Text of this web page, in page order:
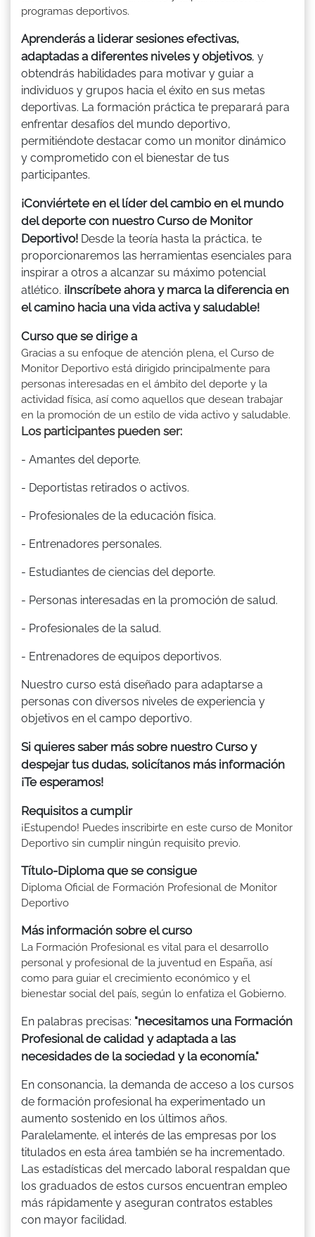
programas deportivos.
Aprenderás a liderar sesiones efectivas,
adaptadas a diferentes niveles y objetivos, y
obtendrás habilidades para motivar y guiar a
individuos y grupos hacia el éxito en sus metas
deportivas. La formación práctica te preparará para
enfrentar desafíos del mundo deportivo,
permitiéndote destacar como un monitor dinámico
y comprometido con el bienestar de tus
participantes.
¡Conviértete en el líder del cambio en el mundo
del deporte con nuestro Curso de Monitor
Deportivo! Desde la teoría hasta la práctica, te
proporcionaremos las herramientas esenciales para
inspirar a otros a alcanzar su máximo potencial
atlético. ¡Inscríbete ahora y marca la diferencia en
el camino hacia una vida activa y saludable!
Curso que se dirige a
Gracias a su enfoque de atención plena, el Curso de
Monitor Deportivo está dirigido principalmente para
personas interesadas en el ámbito del deporte y la
actividad física, así como aquellos que desean trabajar
en la promoción de un estilo de vida activo y saludable.
Los participantes pueden ser:
- Amantes del deporte.
- Deportistas retirados o activos.
- Profesionales de la educación física.
- Entrenadores personales.
- Estudiantes de ciencias del deporte.
- Personas interesadas en la promoción de salud.
- Profesionales de la salud.
- Entrenadores de equipos deportivos.
Nuestro curso está diseñado para adaptarse a
personas con diversos niveles de experiencia y
objetivos en el campo deportivo.
Si quieres saber más sobre nuestro Curso y
despejar tus dudas, solicítanos más información
¡Te esperamos!
Requisitos a cumplir
¡Estupendo! Puedes inscribirte en este curso de Monitor
Deportivo sin cumplir ningún requisito previo.
Título-Diploma que se consigue
Diploma Oficial de Formación Profesional de Monitor
Deportivo
Más información sobre el curso
La Formación Profesional es vital para el desarrollo
personal y profesional de la juventud en España, así
como para guiar el crecimiento económico y el
bienestar social del país, según lo enfatiza el Gobierno.
En palabras precisas: "necesitamos una Formación
Profesional de calidad y adaptada a las
necesidades de la sociedad y la economía."
En consonancia, la demanda de acceso a los cursos
de formación profesional ha experimentado un
aumento sostenido en los últimos años.
Paralelamente, el interés de las empresas por los
titulados en esta área también se ha incrementado.
Las estadísticas del mercado laboral respaldan que
los graduados de estos cursos encuentran empleo
más rápidamente y aseguran contratos estables
con mayor facilidad.